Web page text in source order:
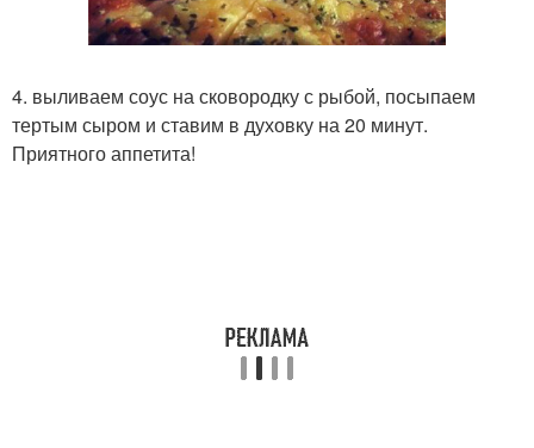
4. выливаем соус на сковородку с рыбой, посыпаем
тертым сыром и ставим в духовку на 20 минут.
Приятного аппетита!